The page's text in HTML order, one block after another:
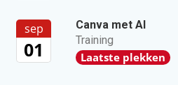
sep
01
Canva met AI
Training
Laatste plekken